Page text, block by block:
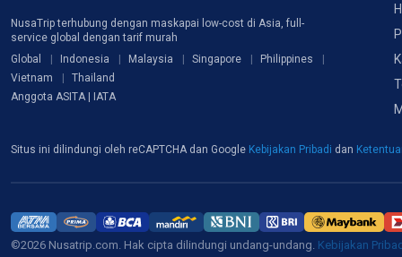
NusaTrip terhubung dengan maskapai low-cost di Asia, full-
service global dengan tarif murah
Global
Indonesia Malaysia Singapore
Philippines
Vietnam
Thailand
Anggota ASITA | IATA
Situs ini dilindungi oleh reCAPTCHA dan Google Kebijakan Pribadi dan
©2026 Nusatrip.com. Hak cipta dilindungi undang-undang. Kebijakan